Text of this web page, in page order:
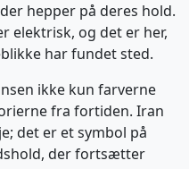
hepper på deres hold.
elektrisk, og det er her,
har fundet sted.
ikke kun farverne
fra fortiden. Iran
det er et symbol på
der fortsætter